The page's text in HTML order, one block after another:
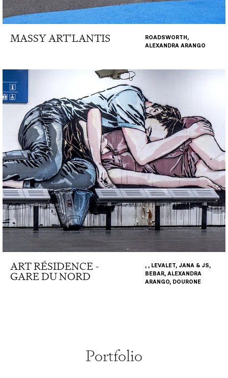
MASSY ART'LANTIS
ROADSWORTH,
ALEXANDRA ARANGO
ART RÉSIDENCE -
GARE DU NORD
, , LEVALET, JANA & JS,
BEBAR, ALEXANDRA
ARANGO, DOURONE
Portfolio